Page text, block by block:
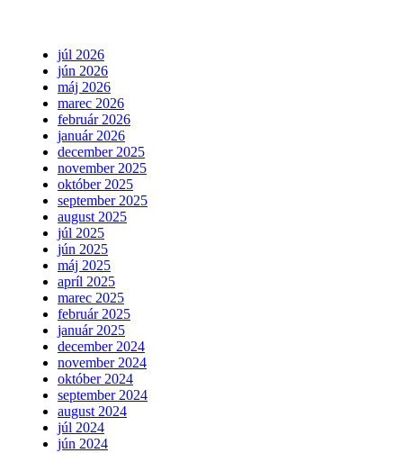
júl 2026
jún 2026
máj 2026
marec 2026
február 2026
január 2026
december 2025
november 2025
október 2025
september 2025
august 2025
júl 2025
jún 2025
máj 2025
apríl 2025
marec 2025
február 2025
január 2025
december 2024
november 2024
október 2024
september 2024
august 2024
júl 2024
jún 2024